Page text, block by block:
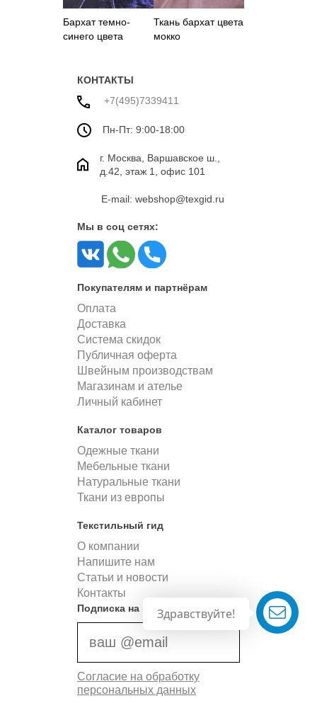
Здравствуйте!
Бархат темно-
синего цвета
Ткань бархат цвета
мокко
КОНТАКТЫ
+7(495)7339411
Пн-Пт: 9:00-18:00
г. Москва, Варшавское ш.,
д.42, этаж 1, офис 101
E-mail: webshop@texgid.ru
Мы в соц сетях:
Покупателям и партнёрам
Оплата
Доставка
Система скидок
Публичная оферта
Швейным производствам
Магазинам и ателье
Личный кабинет
Каталог товаров
Одежные ткани
Мебельные ткани
Натуральные ткани
Ткани из европы
Текстильный гид
О компании
Напишите нам
Статьи и новости
Контакты
Подписка на новости
Согласие на обработку
персональных данных